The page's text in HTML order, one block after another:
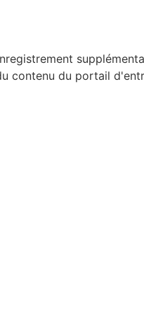
contenu du portail